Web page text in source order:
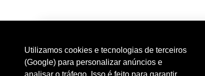
Utilizamos cookies e tecnologias de terceiros
(Google) para personalizar anúncios e